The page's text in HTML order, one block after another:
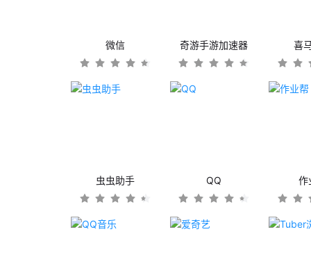
微信 奇游手游加速器 喜
虫虫助手 QQ 作